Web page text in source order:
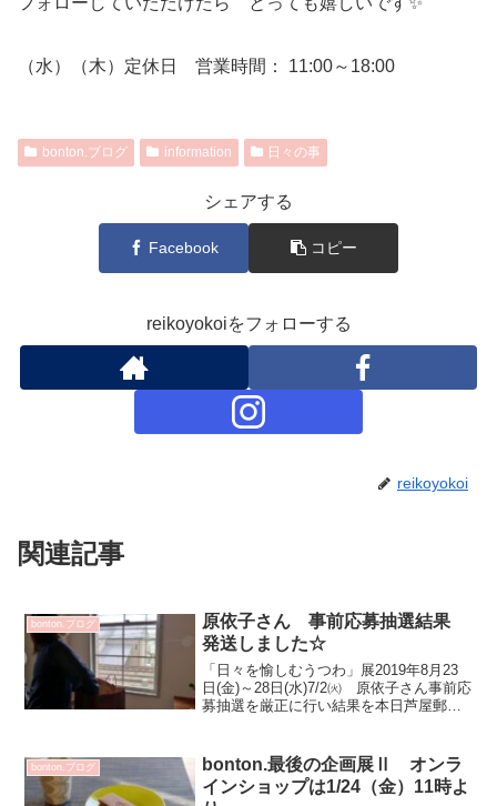
（水）（木）定休日 営業時間： 11:00～18:00
bonton.ブログ information 日々の事
シェアする
Facebook コピー
reikoyokoiをフォローする
reikoyokoi
関連記事
bonton.ブログ
原依子さん 事前応募抽選結果
発送しました☆
「日々を愉しむうつわ」展2019年8月23
日(金)～28日(水)7/2㈫ 原依子さん事前応
募抽選を厳正に行い結果を本日芦屋郵便
でいっぱいです！依子さんにメッセージ
画像を...
bonton.ブログ
bonton.最後の企画展Ⅱ オンラ
インショップは1/24（金）11時よ